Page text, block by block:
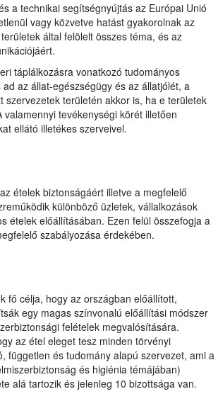
a technikai segítségnyújtás az Európai Unió
vagy közvetve hatást gyakorolnak az
által felölelt összes téma, és az
táplálkozásra vonatkozó tudományos
az állat-egészségügy és az állatjólét, a
területén akkor is, ha e területek
tevékenységi körét illetően
ellátó illetékes szerveivel.
ételek biztonságáért illetve a megfelelő
különböző üzletek, vállalkozások
ételek előállításában. Ezen felül összefogja a
szabályozása érdekében.
fő célja, hogy az országban előállított,
egy magas színvonalú előállítási módszer
felételek megvalósítására.
az étel eleget tesz minden törvényi
független és tudomány alapú szervezet, ami a
és higiénia témájában)
alá tartozik és jelenleg 10 bizottsága van.